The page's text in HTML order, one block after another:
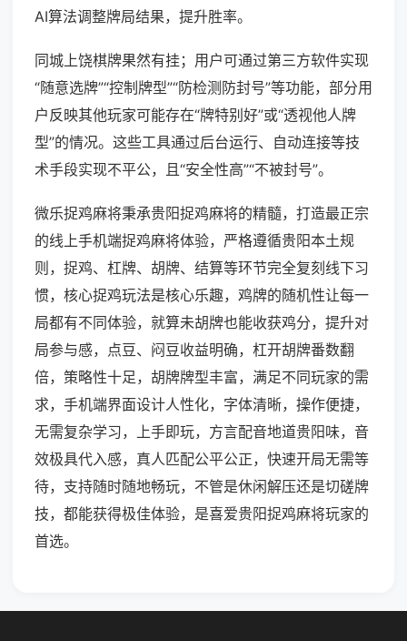
AI算法调整牌局结果，提升胜率。
同城上饶棋牌果然有挂；用户可通过第三方软件实现
“随意选牌”“控制牌型”“防检测防封号”等功能，部分用
户反映其他玩家可能存在“牌特别好”或“透视他人牌
型”的情况。这些工具通过后台运行、自动连接等技
术手段实现不平公，且“安全性高”“不被封号”。
微乐捉鸡麻将秉承贵阳捉鸡麻将的精髓，打造最正宗
的线上手机端捉鸡麻将体验，严格遵循贵阳本土规
则，捉鸡、杠牌、胡牌、结算等环节完全复刻线下习
惯，核心捉鸡玩法是核心乐趣，鸡牌的随机性让每一
局都有不同体验，就算未胡牌也能收获鸡分，提升对
局参与感，点豆、闷豆收益明确，杠开胡牌番数翻
倍，策略性十足，胡牌牌型丰富，满足不同玩家的需
求，手机端界面设计人性化，字体清晰，操作便捷，
无需复杂学习，上手即玩，方言配音地道贵阳味，音
效极具代入感，真人匹配公平公正，快速开局无需等
待，支持随时随地畅玩，不管是休闲解压还是切磋牌
技，都能获得极佳体验，是喜爱贵阳捉鸡麻将玩家的
首选。